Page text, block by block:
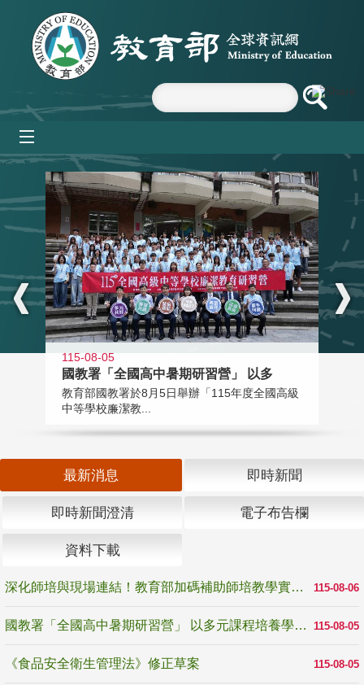
跳到主要內容區塊
:::
115-08-05
國教署「全國高中暑期研習營」 以多
教育部國教署於8月5日舉辦「115年度全國高級
中等學校廉潔教...
最新消息 即時新聞
即時新聞澄清 電子布告欄
資料下載
115-08-06
深化師培與現場連結！教育部加碼補助師培教學實踐研究 10月師培國際研討會交流教學實踐經驗
115-08-05
國教署「全國高中暑期研習營」 以多元課程培養學生瞭解誠信專業與倫理價值
115-08-05
《食品安全衛生管理法》修正草案